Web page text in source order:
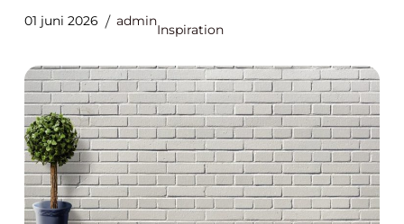
01 juni 2026 admin
Inspiration